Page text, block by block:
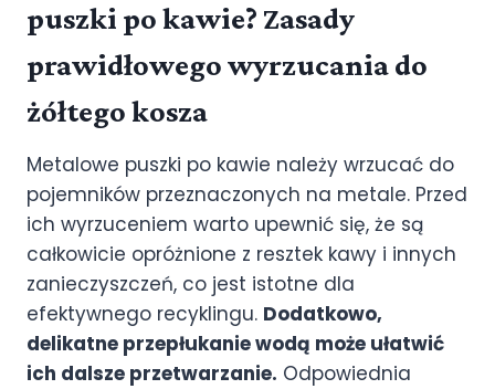
puszki po kawie? Zasady
prawidłowego wyrzucania do
żółtego kosza
Metalowe puszki po kawie należy wrzucać do
pojemników przeznaczonych na metale. Przed
ich wyrzuceniem warto upewnić się, że są
całkowicie opróżnione z resztek kawy i innych
zanieczyszczeń, co jest istotne dla
efektywnego recyklingu. Dodatkowo,
delikatne przepłukanie wodą może ułatwić
ich dalsze przetwarzanie. Odpowiednia